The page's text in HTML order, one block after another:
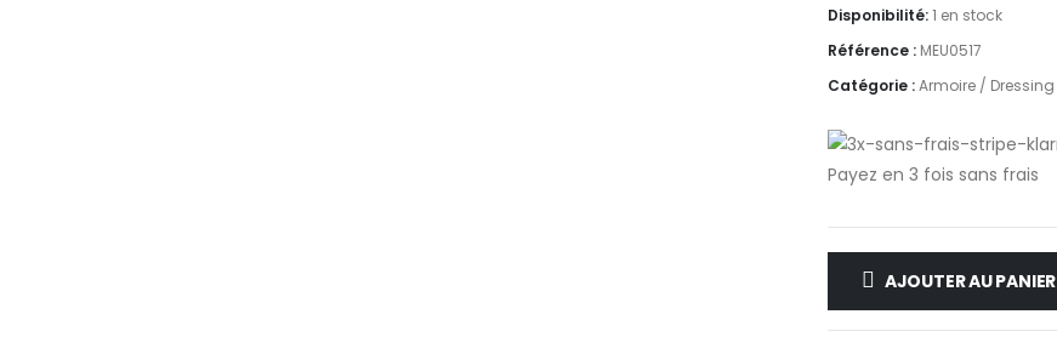
Disponibilité:1 en stock
Référence : MEU0517
Catégorie :Armoire / Dressing
Payez en 3 fois sans frais
AJOUTER AU PANIER